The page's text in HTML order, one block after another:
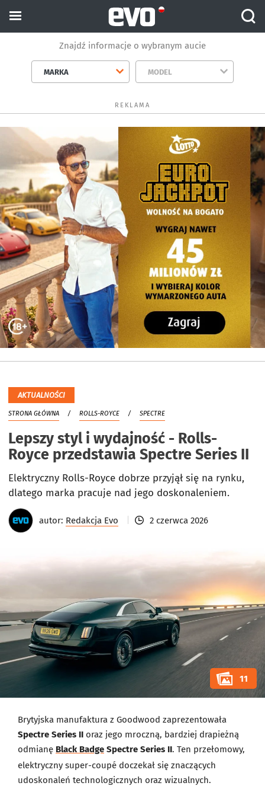
Znajdź informacje o wybranym aucie
MARKA MODEL
REKLAMA
AKTUALNOŚCI
STRONA GŁÓWNA ROLLS-ROYCE SPECTRE
Lepszy styl i wydajność - Rolls-
Royce przedstawia Spectre Series II
Elektryczny Rolls-Royce dobrze przyjął się na rynku,
dlatego marka pracuje nad jego doskonaleniem.
autor: Redakcja Evo 2 czerwca 2026
11
Brytyjska manufaktura z Goodwood zaprezentowała
Spectre Series II oraz jego mroczną, bardziej drapieżną
odmianę Black Badge Spectre Series II. Ten przełomowy,
elektryczny super-coupé doczekał się znaczących
udoskonaleń technologicznych oraz wizualnych.